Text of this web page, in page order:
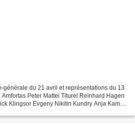
générale du 21 avril et représentations du 13
Peter Mattei Titurel Reinhard Hagen
Klingsor Evgeny Nikitin Kundry Anja Kampe